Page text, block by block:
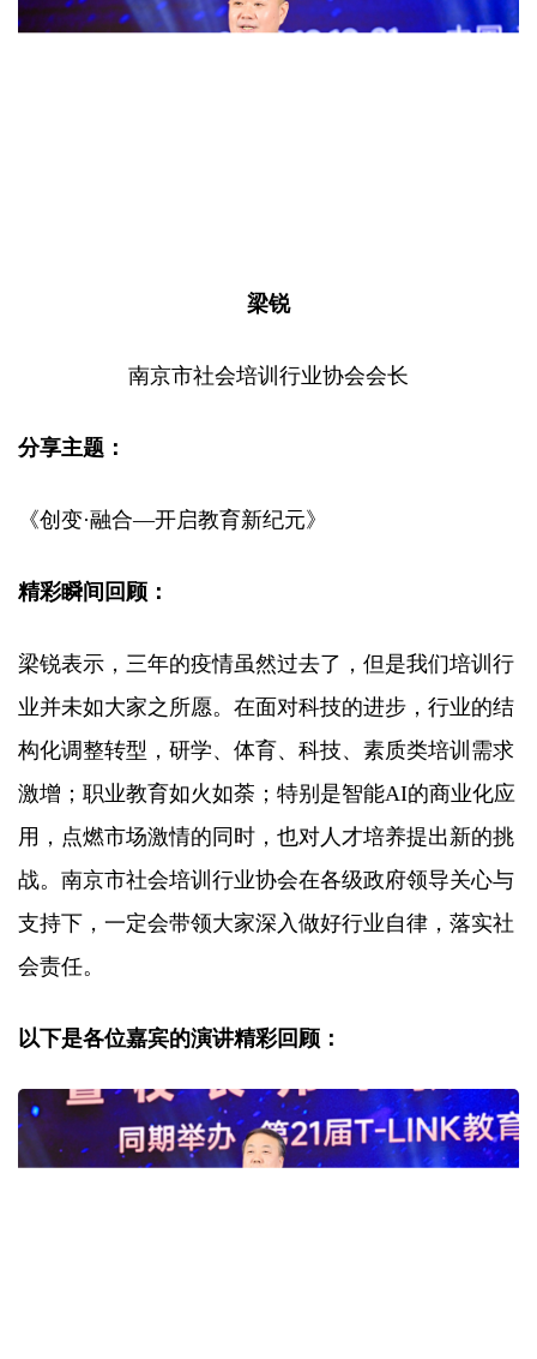
梁锐
南京市社会培训行业协会会长
分享主题：
《创变·融合—开启教育新纪元》
精彩瞬间回顾：
梁锐表示，三年的疫情虽然过去了，但是我们培训行
业并未如大家之所愿。在面对科技的进步，行业的结
构化调整转型，研学、体育、科技、素质类培训需求
激增；职业教育如火如荼；特别是智能AI的商业化应
用，点燃市场激情的同时，也对人才培养提出新的挑
战。南京市社会培训行业协会在各级政府领导关心与
支持下，一定会带领大家深入做好行业自律，落实社
会责任。
以下是各位嘉宾的演讲精彩回顾：